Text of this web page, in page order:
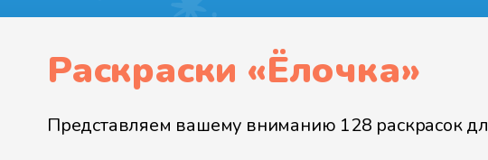
Раскраски «Ёлочка»
Представляем вашему вниманию 128 раскрасок